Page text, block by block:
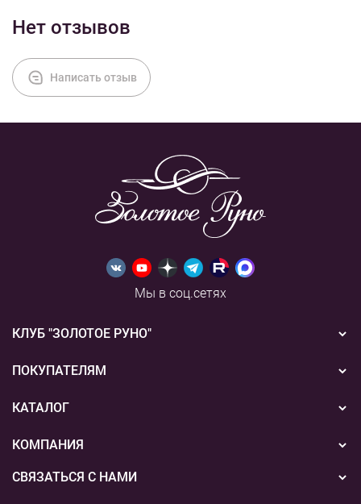
Нет отзывов
Написать отзыв
Мы в соц.сетях
КЛУБ "ЗОЛОТОЕ РУНО"
Новости
Акции
ПОКУПАТЕЛЯМ
Бонусная система
Подарочные сертификаты
Способы оплаты
КАТАЛОГ
Вышивка
Пряжа
КОМПАНИЯ
О нас
СВЯЗАТЬСЯ С НАМИ